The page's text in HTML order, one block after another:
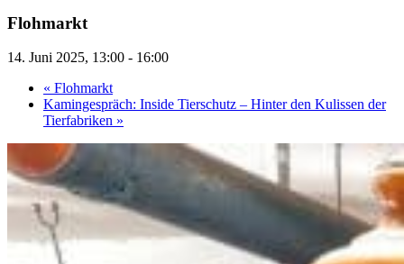
Flohmarkt
14. Juni 2025, 13:00 - 16:00
« Flohmarkt
Kamingespräch: Inside Tierschutz – Hinter den Kulissen der
Tierfabriken »